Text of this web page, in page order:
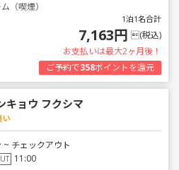
（喫煙）
1泊1名合計
7,163円 (税込)
お支払いは最大2ヶ月後！
ご予約で358ポイントを還元
キョウ フクシマ
い
~ チェックアウト
11:00